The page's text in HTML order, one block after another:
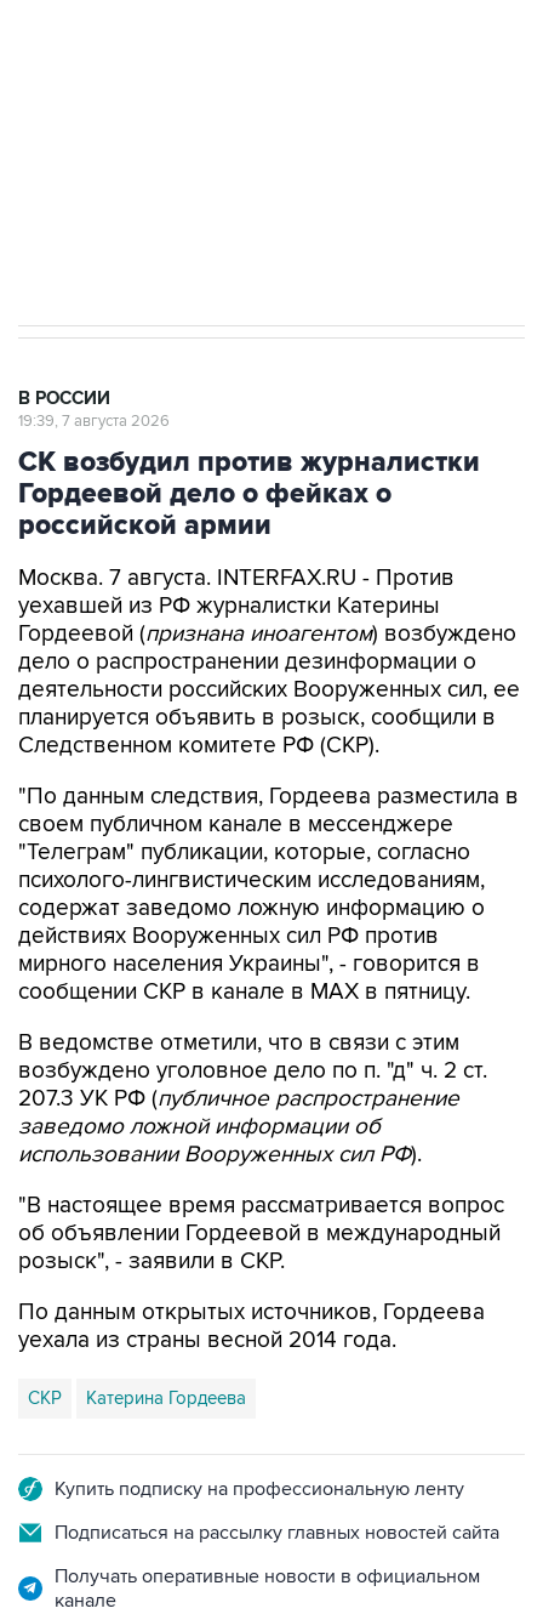
В РОССИИ
19:39, 7 августа 2026
СК возбудил против журналистки
Гордеевой дело о фейках о
российской армии
Москва. 7 августа. INTERFAX.RU - Против
уехавшей из РФ журналистки Катерины
Гордеевой (признана иноагентом) возбуждено
дело о распространении дезинформации о
деятельности российских Вооруженных сил, ее
планируется объявить в розыск, сообщили в
Следственном комитете РФ (СКР).
"По данным следствия, Гордеева разместила в
своем публичном канале в мессенджере
"Телеграм" публикации, которые, согласно
психолого-лингвистическим исследованиям,
содержат заведомо ложную информацию о
действиях Вооруженных сил РФ против
мирного населения Украины", - говорится в
сообщении СКР в канале в MAX в пятницу.
В ведомстве отметили, что в связи с этим
возбуждено уголовное дело по п. "д" ч. 2 ст.
207.3 УК РФ (публичное распространение
заведомо ложной информации об
использовании Вооруженных сил РФ).
"В настоящее время рассматривается вопрос
об объявлении Гордеевой в международный
розыск", - заявили в СКР.
По данным открытых источников, Гордеева
уехала из страны весной 2014 года.
СКР Катерина Гордеева
Купить подписку на профессиональную ленту
Подписаться на рассылку главных новостей сайта
Получать оперативные новости в официальном
канале